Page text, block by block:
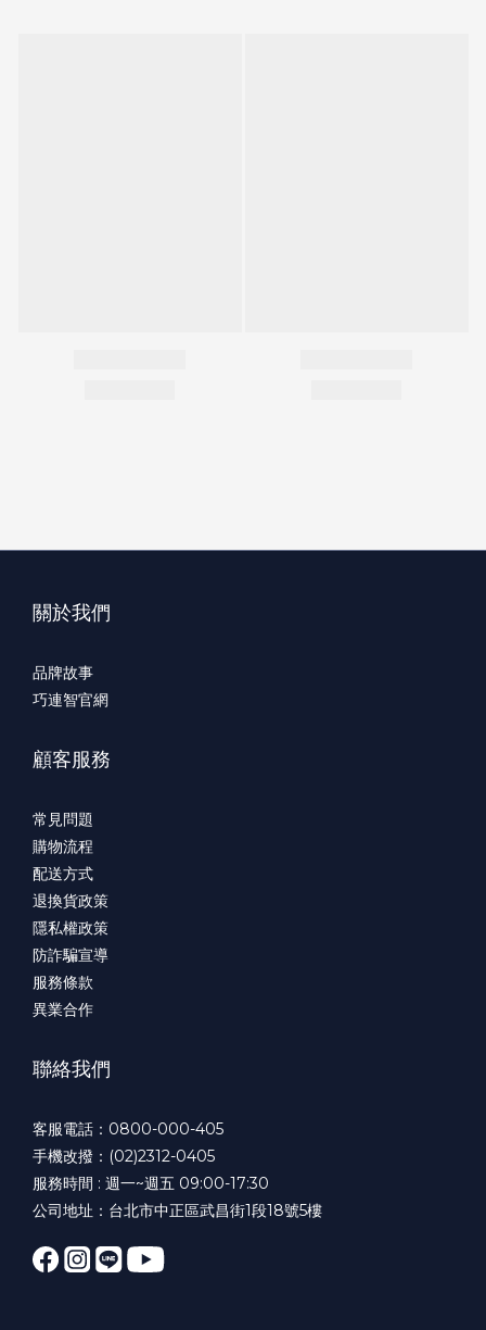
關於我們
品牌故事
巧連智官網
顧客服務
常見問題
購物流程
配送方式
退換貨政策
隱私權政策
防詐騙宣導
服務條款
異業合作
聯絡我們
客服電話：0800-000-405
手機改撥：(02)2312-0405
服務時間 : 週一~週五 09:00-17:30
公司地址：台北市中正區武昌街1段18號5樓